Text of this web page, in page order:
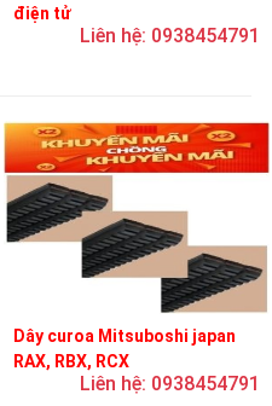
điện tử
Liên hệ: 0938454791
Dây curoa Mitsuboshi japan
RAX, RBX, RCX
Liên hệ: 0938454791